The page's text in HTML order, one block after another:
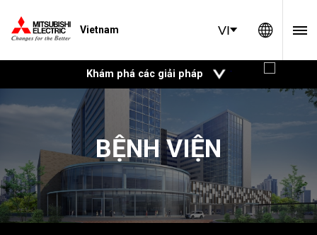
Vietnam VI
Khám phá các giải pháp
BỆNH VIỆN